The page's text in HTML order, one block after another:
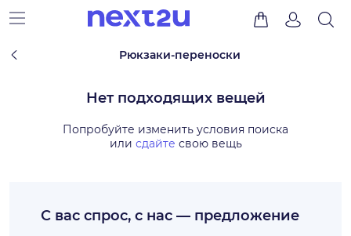
Рюкзаки-переноски
Нет подходящих вещей
Попробуйте изменить условия поиска
или сдайте свою вещь
С вас спрос, с нас — предложение